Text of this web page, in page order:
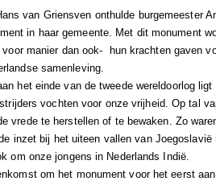
van Griensven onthulde burgemeester
in haar gemeente. Met dit monument
manier dan ook- hun krachten gaven
samenleving.
het einde van de tweede wereldoorlog
vochten voor onze vrijheid. Op tal
vrede te herstellen of te bewaken. Zo
inzet bij het uiteen vallen van
om onze jongens in Nederlands Indië.
om het monument voor het eerst